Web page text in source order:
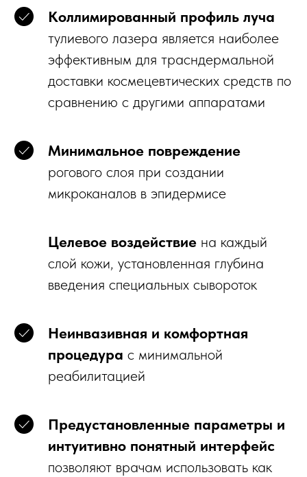
Коллимированный профиль луча
тулиевого лазера является наиболее
эффективным для трасндермальной
доставки космецевтических средств по
сравнению с другими аппаратами
Минимальное повреждение
рогового слоя при создании
микроканалов в эпидермисе
Целевое воздействие на каждый
слой кожи, установленная глубина
введения специальных сывороток
Неинвазивная и комфортная
процедура с минимальной
реабилитацией
Предустановленные параметры и
интуитивно понятный интерфейс
позволяют врачам использовать как